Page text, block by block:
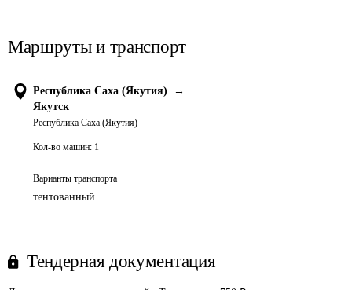
Маршруты и транспорт
Республика Саха (Якутия)
→
Якутск
Республика Саха (Якутия)
Кол-во машин: 1
Варианты транспорта
тентованный
Тендерная документация